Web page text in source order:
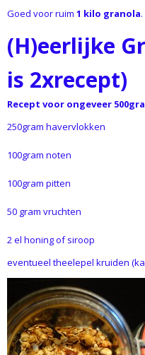
Goed voor ruim 1 kilo granola
(H)eerlijke
is 2xrecept)
Recept voor ongeveer
250gram havervlokken
100gram noten
100gram pitten
50 gram vruchten
2 el honing of siroop
eventueel theelepel kruiden